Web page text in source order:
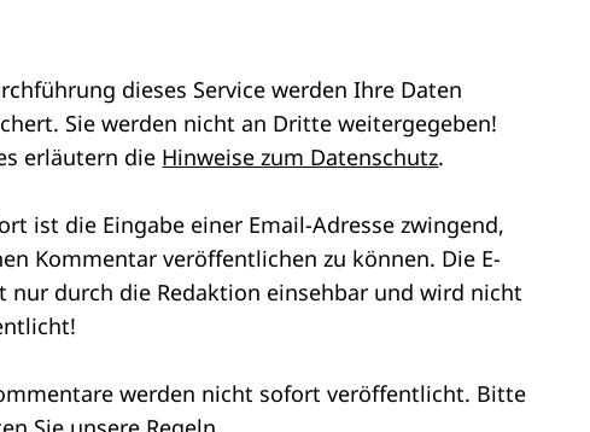
dieses Service werden Ihre Daten
Sie werden nicht an Dritte weitergegeben!
erläutern die Hinweise zum Datenschutz.
ist die Eingabe einer Email-Adresse zwingend,
Kommentar veröffentlichen zu können. Die E-
nur durch die Redaktion einsehbar und wird nicht
werden nicht sofort veröffentlicht. Bitte